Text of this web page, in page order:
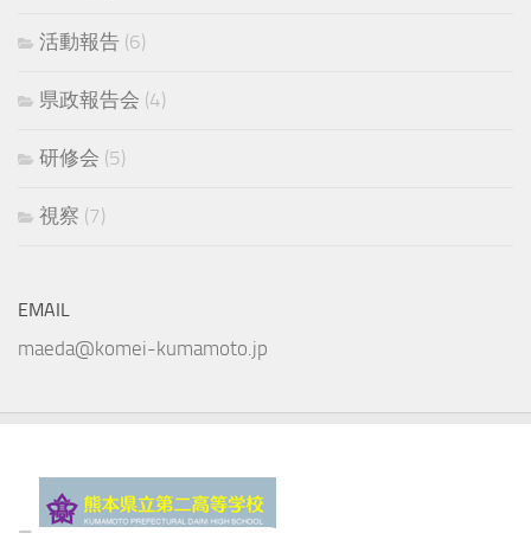
活動報告 (6)
県政報告会 (4)
研修会 (5)
視察 (7)
EMAIL
maeda@komei-kumamoto.jp